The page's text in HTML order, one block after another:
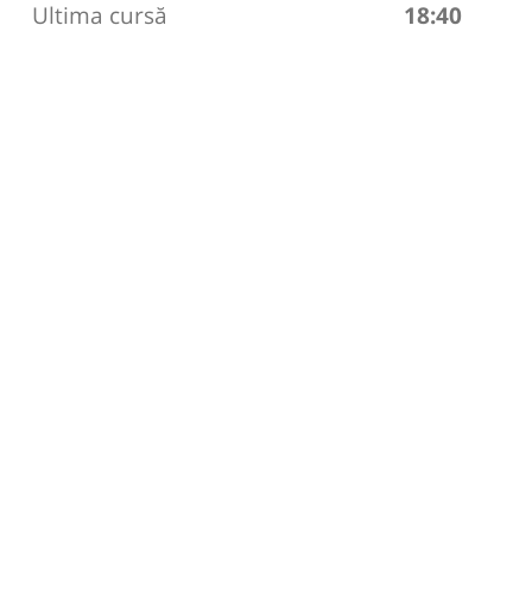
Ultima cursă
18:40